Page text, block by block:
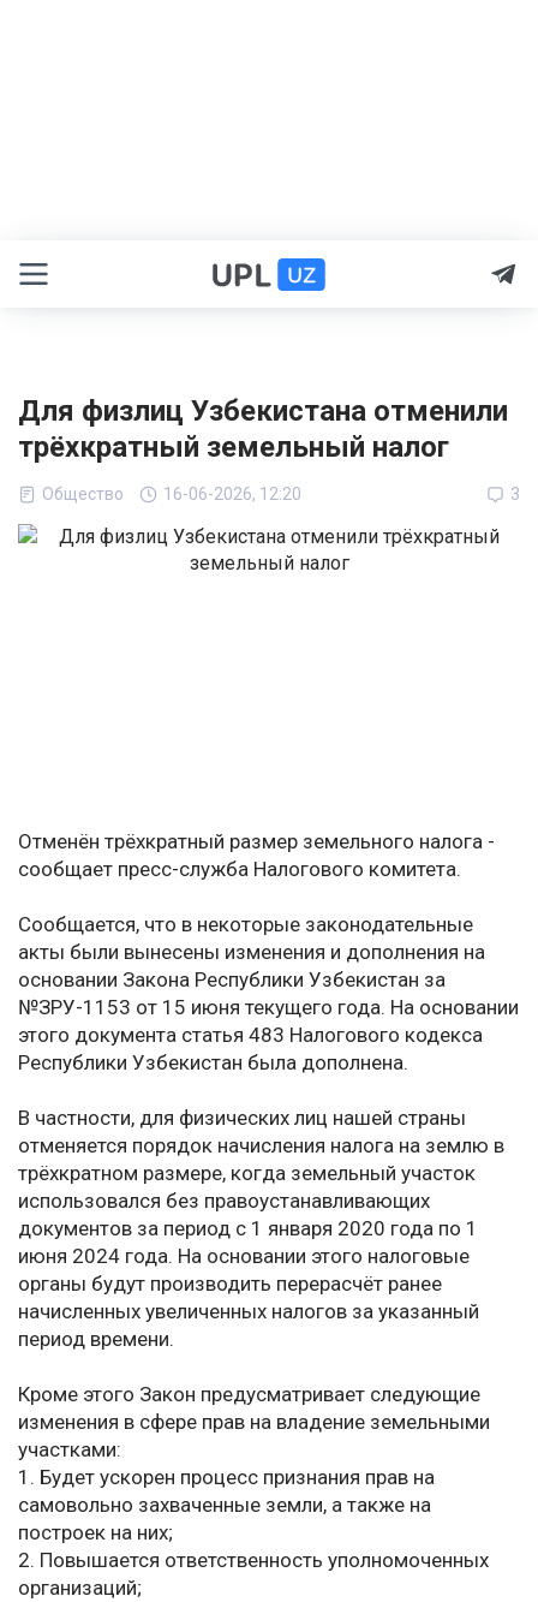
Для физлиц Узбекистана отменили
трёхкратный земельный налог
Общество 16-06-2026, 12:20 3
Отменён трёхкратный размер земельного налога -
сообщает пресс-служба Налогового комитета.
Сообщается, что в некоторые законодательные
акты были вынесены изменения и дополнения на
основании Закона Республики Узбекистан за
№ЗРУ-1153 от 15 июня текущего года. На основании
этого документа статья 483 Налогового кодекса
Республики Узбекистан была дополнена.
В частности, для физических лиц нашей страны
отменяется порядок начисления налога на землю в
трёхкратном размере, когда земельный участок
использовался без правоустанавливающих
документов за период с 1 января 2020 года по 1
июня 2024 года. На основании этого налоговые
органы будут производить перерасчёт ранее
начисленных увеличенных налогов за указанный
период времени.
Кроме этого Закон предусматривает следующие
изменения в сфере прав на владение земельными
участками:
1. Будет ускорен процесс признания прав на
самовольно захваченные земли, а также на
построек на них;
2. Повышается ответственность уполномоченных
организаций;